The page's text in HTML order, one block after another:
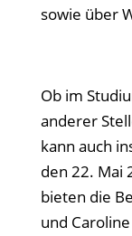
sowie über
Ob im
anderer
kann auch
den 22. Mai
bieten die
und